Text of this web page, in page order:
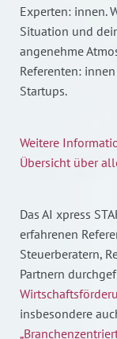
Experten: innen.
Situation und
angenehme
Referenten:
Startups.
Weitere
Übersicht über
Das AI xpress
erfahrenen
Steuerberatern,
Partnern
insbesondere